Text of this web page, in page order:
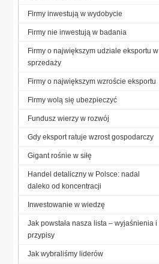
Firmy inwestują w wydobycie
Firmy nie inwestują w badania
Firmy o największym udziale eksportu w
sprzedaży
Firmy o największym wzroście eksportu
Firmy wolą się ubezpieczyć
Fundusz wierzy w rozwój
Gdy eksport ratuje wzrost gospodarczy
Gigant rośnie w siłę
Handel detaliczny w Polsce: nadal
daleko od koncentracji
Inwestowanie w wiedzę
Jak powstała nasza lista – wyjaśnienia i
przypisy
Jak wybraliśmy liderów